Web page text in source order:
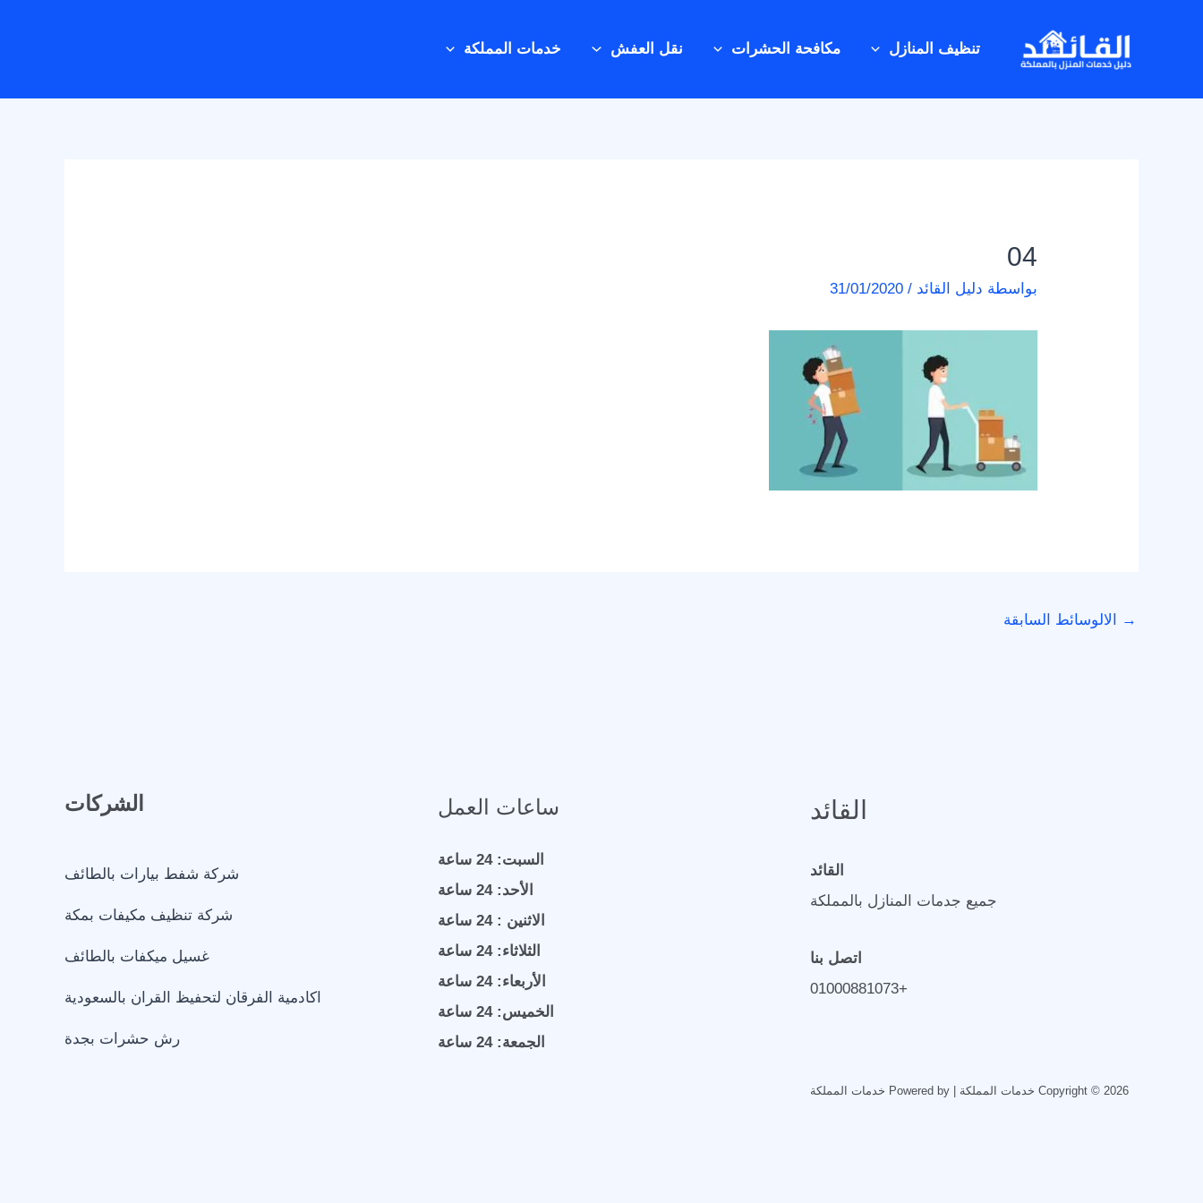
تنظيف المنازل مكافحة الحشرات نقل العفش خدمات المملكة
04
بواسطة دليل القائد/
31/01/2020
navigation
→ الالوسائط السابقة
القائد
القائد
جميع جدمات المنازل بالمملكة
اتصل بنا
+01000881073
Copyright © 2026 خدمات المملكة | Powered by خدمات المملكة
ساعات العمل
السبت: 24 ساعة
الأحد: 24 ساعة
الاثنين : 24 ساعة
الثلاثاء: 24 ساعة
الأربعاء: 24 ساعة
الخميس: 24 ساعة
الجمعة: 24 ساعة
الشركات
شركة شفط بيارات بالطائف
شركة تنظيف مكيفات بمكة
غسيل ميكفات بالطائف
اكادمية الفرقان لتحفيظ القران بالسعودية
رش حشرات بجدة